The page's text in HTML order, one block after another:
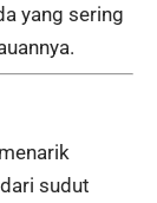
yang sering
sudut